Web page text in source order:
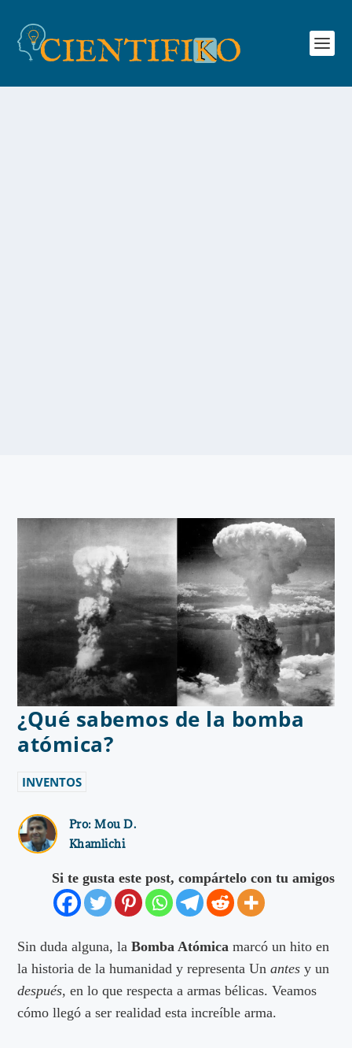
¿Qué sabemos de la bomba
atómica?
INVENTOS
Pro:Mou D.
Khamlichi
Si te gusta este post, compártelo con tu amigos
Sin duda alguna, laBomba Atómica marcó un hito en
la historia de la humanidad y representa Unantes y un
después, en lo que respecta a armas bélicas. Veamos
cómo llegó a ser realidad esta increíble arma.